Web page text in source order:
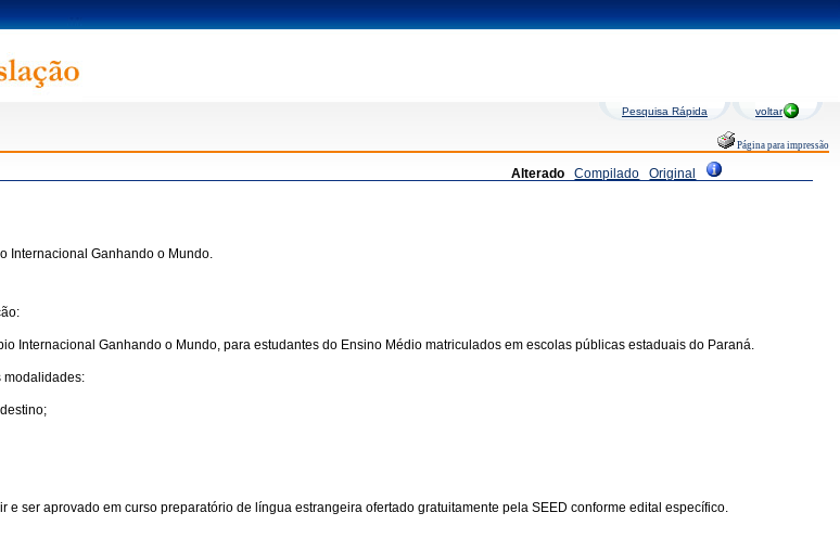
Pesquisa Rápida voltar
Página para impressão
Alterado Compilado Original
Internacional Ganhando o Mundo.
Internacional Ganhando o Mundo, para estudantes do Ensino Médio matriculados em escolas públicas estaduais do Paraná.
modalidades:
ser aprovado em curso preparatório de língua estrangeira ofertado gratuitamente pela SEED conforme edital específico.